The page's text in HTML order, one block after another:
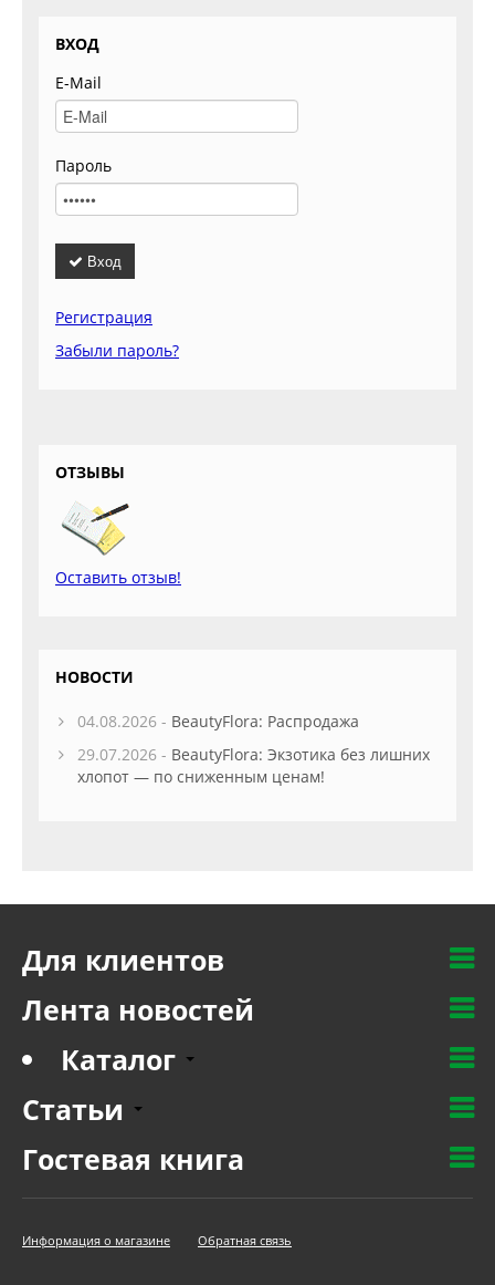
ВХОД
E-Mail
Пароль
Вход
Регистрация
Забыли пароль?
ОТЗЫВЫ
Оставить отзыв!
НОВОСТИ
04.08.2026 - BeautyFlora: Распродажа
29.07.2026 - BeautyFlora: Экзотика без лишних
хлопот — по сниженным ценам!
Для клиентов
Лента новостей
Каталог
Статьи
Гостевая книга
Информация о магазине Обратная связь